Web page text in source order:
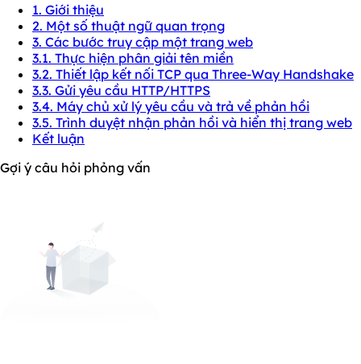
1. Giới thiệu
2. Một số thuật ngữ quan trọng
3. Các bước truy cập một trang web
3.1. Thực hiện phân giải tên miền
3.2. Thiết lập kết nối TCP qua Three-Way Handshake
3.3. Gửi yêu cầu HTTP/HTTPS
3.4. Máy chủ xử lý yêu cầu và trả về phản hồi
3.5. Trình duyệt nhận phản hồi và hiển thị trang web
Kết luận
Gợi ý câu hỏi phỏng vấn